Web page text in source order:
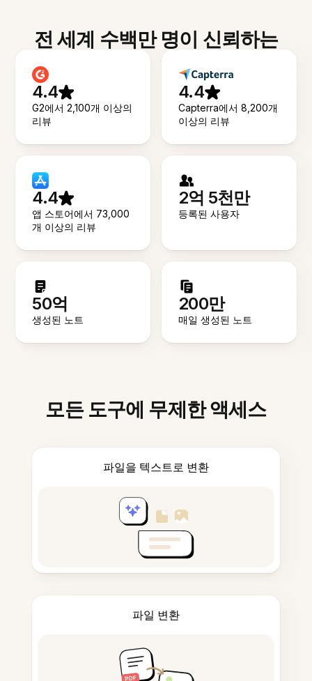
전 세계 수백만 명이 신뢰하는
4.4
G2에서 2,100개 이상의
리뷰
4.4
Capterra에서 8,200개
이상의 리뷰
4.4
앱 스토어에서 73,000
개 이상의 리뷰
2억 5천만
등록된 사용자
50억
생성된 노트
200만
매일 생성된 노트
모든 도구에 무제한 액세스
파일을 텍스트로 변환
파일 변환